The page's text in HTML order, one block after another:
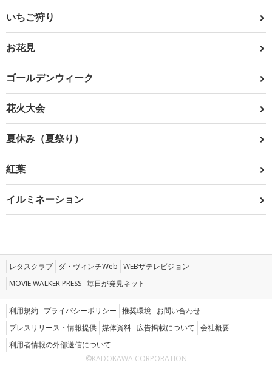
いちご狩り
お花見
ゴールデンウィーク
花火大会
夏休み（夏祭り）
紅葉
イルミネーション
レタスクラブ ダ・ヴィンチWeb WEBザテレビジョン
MOVIE WALKER PRESS 毎日が発見ネット
利用規約 プライバシーポリシー 推奨環境 お問い合わせ
プレスリリース・情報提供 媒体資料 広告掲載について 会社概要
利用者情報の外部送信について
©KADOKAWA CORPORATION